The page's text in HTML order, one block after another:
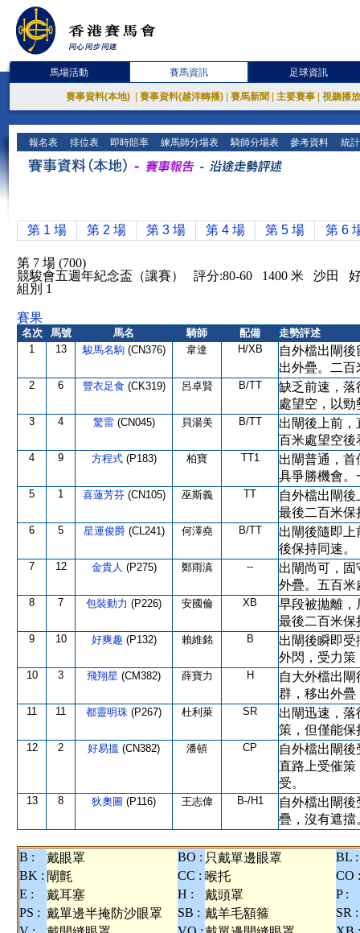
馬場活動 賽馬資訊 足球資訊
賽事資料(本地) 賽事資料(越洋轉播) 賽馬新聞 主要賽事 視聽播
報名表 排位表 即時賠率 練馬師分場表 騎師分場表 參考資料 統
第 1 場 第 2 場 第 3 場 第 4 場 第 5 場 第 6
第 7 場 (700)
競駿會五週年紀念盃（讓賽） 評分:80-60 1400 米 沙田
組別 1
賽果
名次 馬號 馬名 騎師 配備
走勢評述
1
13 駿馬名駒 (CN376) 韋達 H/XB
自外檔出閘
出外疊。二
2 6 豐衣足食 (CK319) 呂卓賢 B/TT
缺乏前速，落
處望空，以
3 4 驚雷 (CN045) 貝湯美 B/TT
出閘後上前
百米處望空後
4 9 方程式 (P183) 柏寶 TT1
出閘普通，
具爭勝機會。
5 1 喜蓮芳芬 (CN105) 巫斯義 TT
自外檔出閘
最後二百米保
6 5 星運俊爵 (CL241) 何澤堯 B/TT
出閘後隨即
後保持同速。
7 12 金貴人 (P275) 鄭雨滇 --
出閘尚可，
外疊。五百米
8 7 包裝動力 (P226) 安國倫 XB
早段被拋離，
最後二百米保
9 10 好爽趣 (P132) 賴維銘 B
出閘後瞬即
外閃，受力策
10 3 飛翔星 (CM382) 薛寶力 H
自大外檔出
群，移出外疊
11 11 都靈明珠 (P267) 杜利萊 SR
出閘迅速，
策，但僅能保
12 2 好易搵 (CN382) 潘頓 CP
自外檔出閘
直路上受催策
受。
13 8 狄奧圖 (P116) 王志偉 B-/H1
自外檔出閘
疊，沒有遮擋
B : 戴眼罩 BO : 只戴單邊眼罩
BL :
BK : 閘氈 CC : 喉托
CO :
E :
戴耳塞 H : 戴頭罩
P :
PS : 戴單邊半掩防沙眼罩 SB : 戴羊毛額箍
SR :